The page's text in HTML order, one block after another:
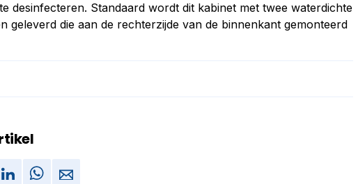
desinfecteren. Standaard wordt dit kabinet met twee waterdichte
geleverd die aan de rechterzijde van de binnenkant gemonteerd